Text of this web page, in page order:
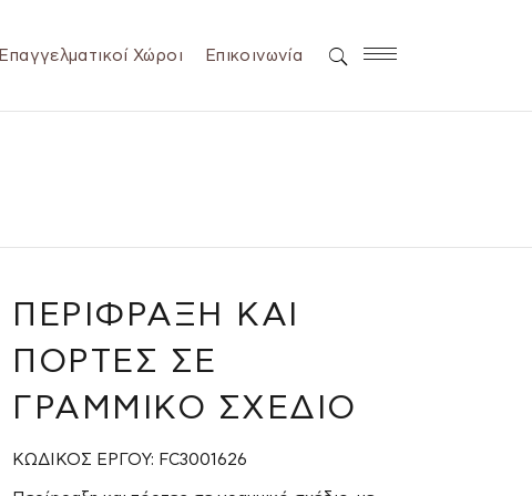
Επαγγελματικοί Χώροι Επικοινωνία
ΠΕΡΊΦΡΑΞΗ ΚΑΙ
ΠΌΡΤΕΣ ΣΕ
ΓΡΑΜΜΙΚΌ ΣΧΈΔΙΟ
ΚΩΔΙΚΟΣ ΕΡΓΟΥ: FC3001626